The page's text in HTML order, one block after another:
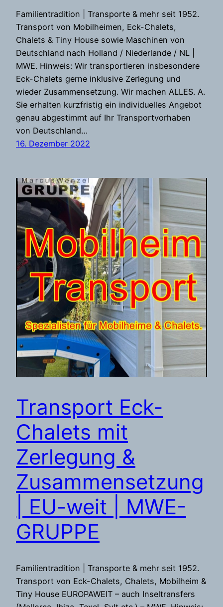
Familientradition | Transporte & mehr seit 1952.
Transport von Mobilheimen, Eck-Chalets,
Chalets & Tiny House sowie Maschinen von
Deutschland nach Holland / Niederlande / NL |
MWE. Hinweis: Wir transportieren insbesondere
Eck-Chalets gerne inklusive Zerlegung und
wieder Zusammensetzung. Wir machen ALLES. A.
Sie erhalten kurzfristig ein individuelles Angebot
genau abgestimmt auf Ihr Transportvorhaben
von Deutschland…
16. Dezember 2022
Transport Eck-
Chalets mit
Zerlegung &
Zusammensetzung
| EU-weit | MWE-
GRUPPE
Familientradition | Transporte & mehr seit 1952.
Transport von Eck-Chalets, Chalets, Mobilheim &
Tiny House EUROPAWEIT – auch Inseltransfers